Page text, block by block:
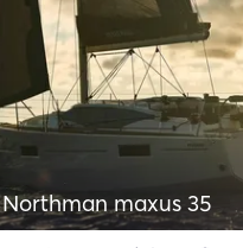
Northman maxus 35